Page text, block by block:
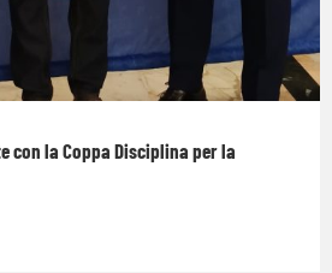
con la Coppa Disciplina per la